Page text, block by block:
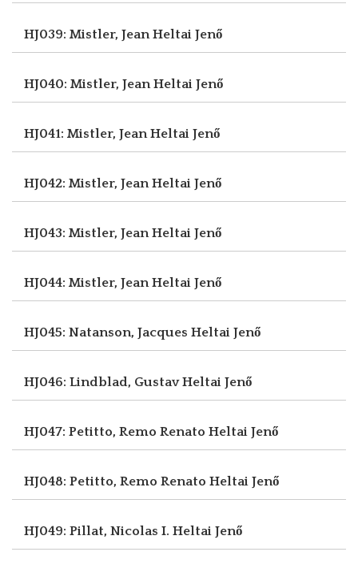
HJ039: Mistler, JeanHeltai Jenő
HJ040: Mistler, JeanHeltai Jenő
HJ041: Mistler, JeanHeltai Jenő
HJ042: Mistler, JeanHeltai Jenő
HJ043: Mistler, JeanHeltai Jenő
HJ044: Mistler, JeanHeltai Jenő
HJ045: Natanson, Jacques Heltai Jenő
HJ046: Lindblad, GustavHeltai Jenő
HJ047: Petitto, Remo Renato Heltai Jenő
HJ048: Petitto, Remo Renato Heltai Jenő
HJ049: Pillat, Nicolas I. Heltai Jenő